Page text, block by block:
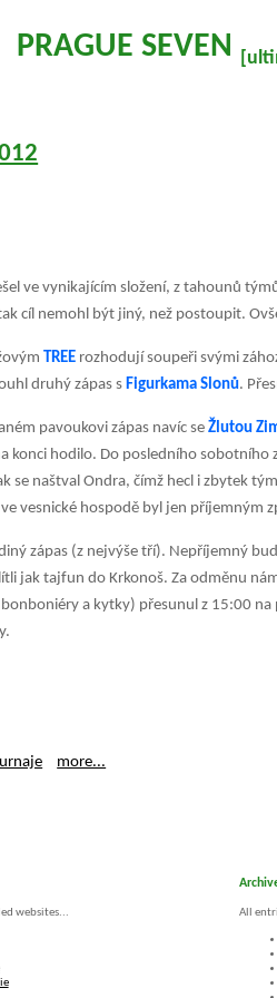
PRAGUE SEVEN
ve vynikajícím složení, z tahounů
cíl nemohl být jiný, než postoupit.
TREE rozhodují soupeři svými
druhý zápas sFigurkama Slonů.
pavoukovi zápas navíc seŽlutou
konci hodilo. Do posledního sobotního
se naštval Ondra, čímž hecl i zbytek
vesnické hospodě byl jen příjemným
zápas (z nejvýše tří). Nepříjemný
jak tajfun do Krkonoš. Za odměnu
a kytky) přesunul z 15:00
more...
websites... All